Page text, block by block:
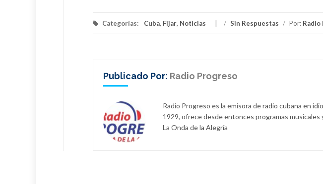
Categorías: Cuba, Fijar, Noticias / Sin Respuestas / Por: Radio
Publicado Por: Radio Progreso
Radio Progreso es la emisora de radio cubana en
1929, ofrece desde entonces programas musicales
La Onda de la Alegría